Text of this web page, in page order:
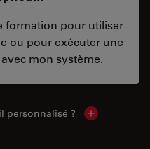
formation pour utiliser
ou pour exécuter une
mon système.
personnalisé ? Show local